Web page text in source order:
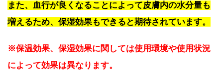
また、血行が良くなることによって皮膚内の水分量も
増えるため、保湿効果もできると期待されています。
※保温効果、保湿効果に関しては使用環境や使用状況
によって効果は異なります。